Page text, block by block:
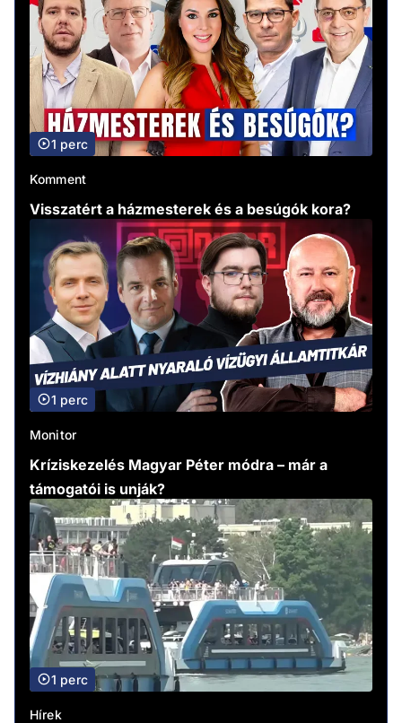
1 perc
Komment
Visszatért a házmesterek és a besúgók kora?
1 perc
Monitor
Kríziskezelés Magyar Péter módra – már a
támogatói is unják?
1 perc
Hírek